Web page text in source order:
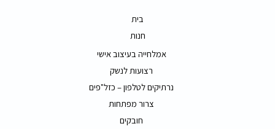
בית
חנות
אמלחייה בעיצוב אישי
רצועות לנשק
נרתיקים לטלפון – כזל"פים
צרור מפתחות
חובקים